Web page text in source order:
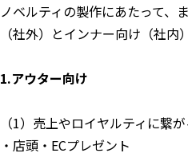
ノベルティの製作にあたって、
（社外）とインナー向け（社内
1.アウター向け
（1）売上やロイヤルティに繋
・店頭・ECプレゼント